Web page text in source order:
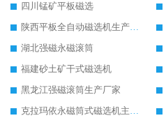
四川锰矿平板磁选
陕西平板全自动磁选机生产厂家
湖北强磁永磁滚筒
福建砂土矿干式磁选机
黑龙江强磁滚筒生产厂家
克拉玛依永磁筒式磁选机主要技术参数